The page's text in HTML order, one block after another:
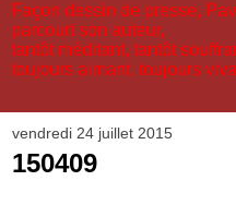
Façon dessin de presse,
parcourt son auteur,
tantôt méditant, tantôt
toujours aimant, toujours
vendredi 24 juillet 2015
150409